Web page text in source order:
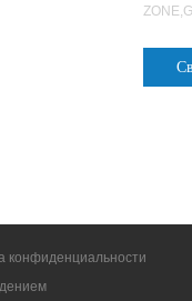
конфиденциальности